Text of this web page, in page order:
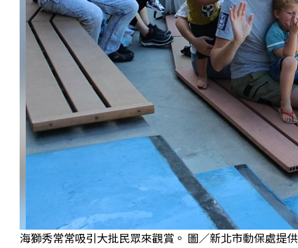
海獅秀常常吸引大批民眾來觀賞。 圖／新北市動保處提供